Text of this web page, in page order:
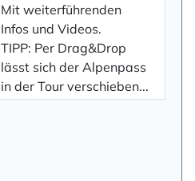
Mit weiterführenden
Infos und Videos.
TIPP: Per Drag&Drop
lässt sich der Alpenpass
in der Tour verschieben...